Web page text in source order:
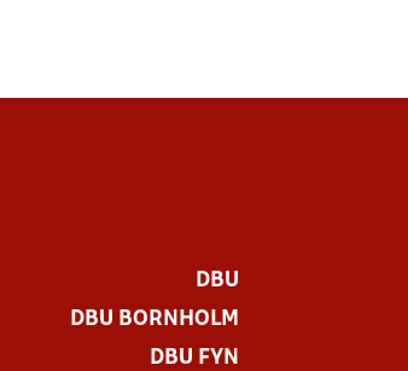
DBU
DBU BORNHOLM
DBU FYN